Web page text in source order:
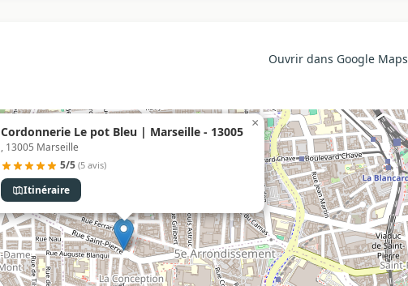
Ouvrir dans Google Maps
Cordonnerie Le pot Bleu | Marseille - 13005
, 13005 Marseille
5/5 (5 avis)
Itinéraire
×